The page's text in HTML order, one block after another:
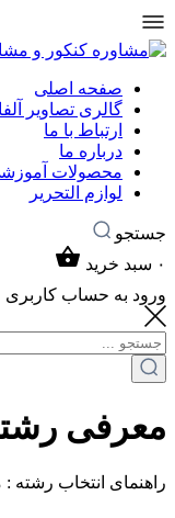
صفحه اصلی
گالری تصاویر آلفا
ارتباط با ما
درباره ما
محصولات
لوازم التحریر
جستجو
۰ سبد خرید
ورود به حساب کاربری
معرفی
راهنمای انتخاب